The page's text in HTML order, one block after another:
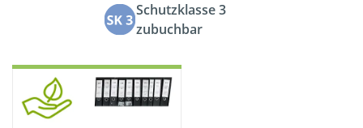
Schutzklasse 3
zubuchbar